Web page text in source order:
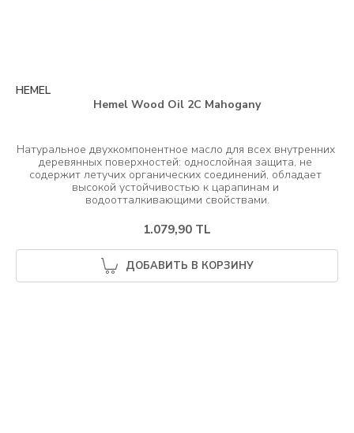
HEMEL
Hemel Wood Oil 2C Mahogany
Натуральное двухкомпонентное масло для всех внутренних
деревянных поверхностей: однослойная защита, не
содержит летучих органических соединений, обладает
высокой устойчивостью к царапинам и
1.079,90 TL
ДОБАВИТЬ В КОРЗИНУ